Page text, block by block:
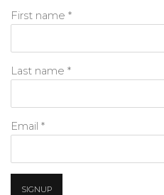
First name *
Last name *
Email *
SIGNUP